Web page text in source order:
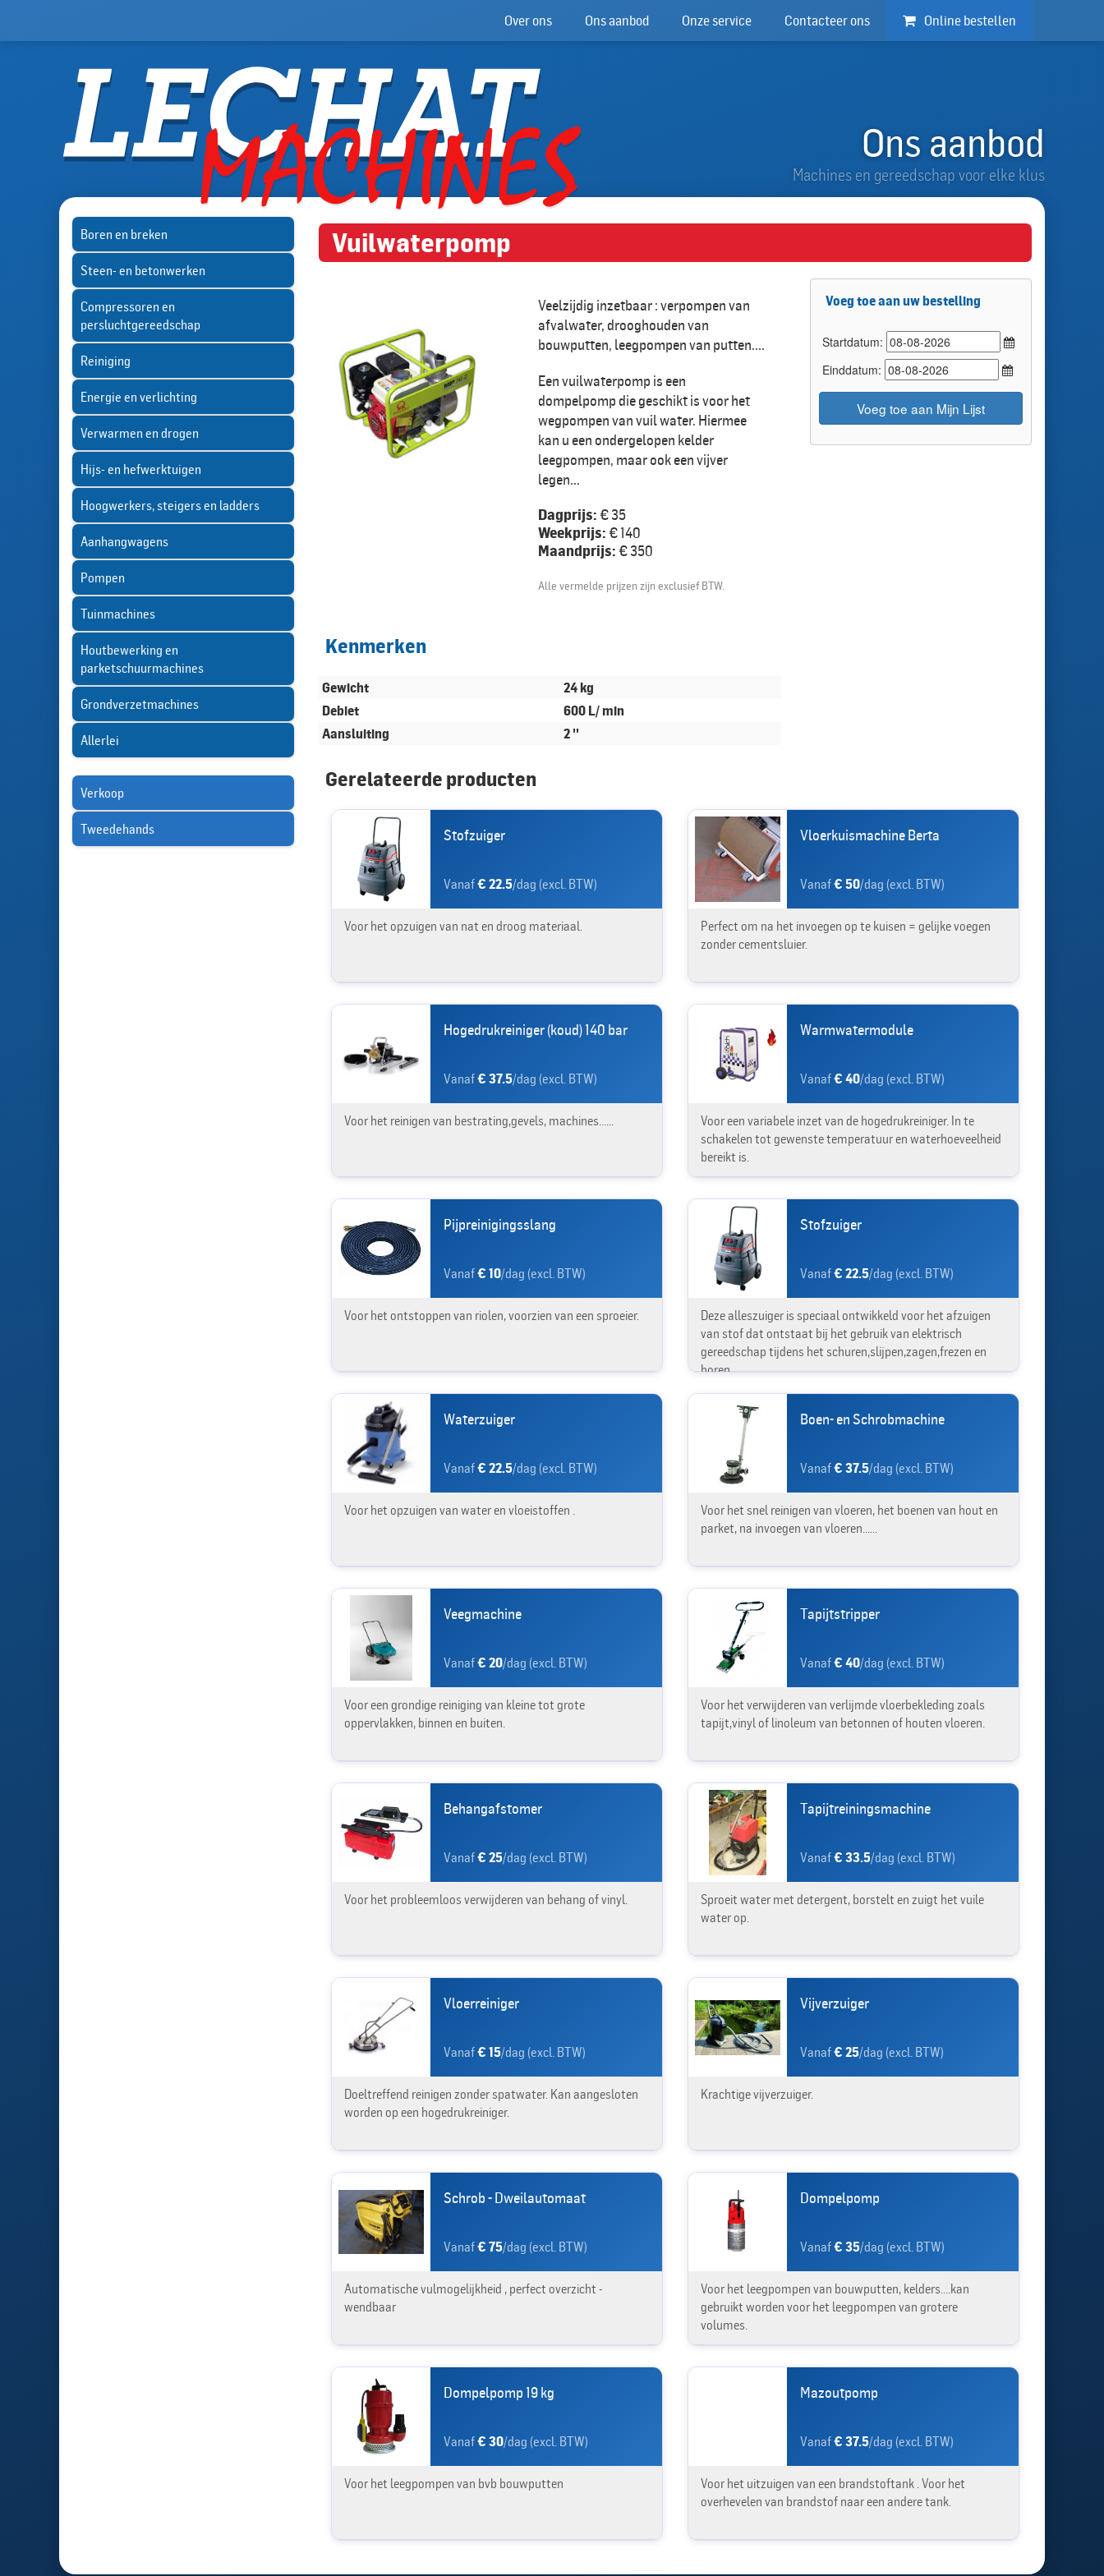
Over ons Ons aanbod Onze service Contacteer ons Online bestellen
Ons aanbod
Machines en gereedschap voor elke klus
Boren en breken
Steen- en betonwerken
Compressoren en
persluchtgereedschap
Reiniging
Energie en verlichting
Verwarmen en drogen
Hijs- en hefwerktuigen
Hoogwerkers, steigers en ladders
Aanhangwagens
Pompen
Tuinmachines
Houtbewerking en
parketschuurmachines
Grondverzetmachines
Allerlei
Verkoop
Tweedehands
Vuilwaterpomp
Veelzijdig inzetbaar : verpompen van
afvalwater, drooghouden van
bouwputten, leegpompen van putten....
Een vuilwaterpomp is een
dompelpomp die geschikt is voor het
wegpompen van vuil water. Hiermee
kan u een ondergelopen kelder
leegpompen, maar ook een vijver
legen...
Dagprijs: € 35
Weekprijs: € 140
Maandprijs: € 350
Alle vermelde prijzen zijn exclusief BTW.
Kenmerken
Gewicht
24 kg
Debiet
600 L/ min
Aansluiting
2 ''
Voeg toe aan uw bestelling
Startdatum:
Einddatum:
Voeg toe aan Mijn Lijst
Gerelateerde producten
Stofzuiger
Vanaf€ 22.5/dag (excl. BTW)
Voor het opzuigen van nat en droog materiaal.
Vloerkuismachine Berta
Vanaf€ 50/dag (excl. BTW)
Perfect om na het invoegen op te kuisen = gelijke voegen
zonder cementsluier.
Hogedrukreiniger (koud) 140 bar
Vanaf€ 37.5/dag (excl. BTW)
Voor het reinigen van bestrating,gevels, machines......
Warmwatermodule
Vanaf€ 40/dag (excl. BTW)
Voor een variabele inzet van de hogedrukreiniger. In te
schakelen tot gewenste temperatuur en waterhoeveelheid
bereikt is.
Pijpreinigingsslang
Vanaf€ 10/dag (excl. BTW)
Voor het ontstoppen van riolen, voorzien van een sproeier.
Stofzuiger
Vanaf€ 22.5/dag (excl. BTW)
Deze alleszuiger is speciaal ontwikkeld voor het afzuigen
van stof dat ontstaat bij het gebruik van elektrisch
gereedschap tijdens het schuren,slijpen,zagen,frezen en
boren.
Waterzuiger
Vanaf€ 22.5/dag (excl. BTW)
Voor het opzuigen van water en vloeistoffen .
Boen- en Schrobmachine
Vanaf€ 37.5/dag (excl. BTW)
Voor het snel reinigen van vloeren, het boenen van hout en
parket, na invoegen van vloeren......
Veegmachine
Vanaf€ 20/dag (excl. BTW)
Voor een grondige reiniging van kleine tot grote
oppervlakken, binnen en buiten.
Tapijtstripper
Vanaf€ 40/dag (excl. BTW)
Voor het verwijderen van verlijmde vloerbekleding zoals
tapijt,vinyl of linoleum van betonnen of houten vloeren.
Behangafstomer
Vanaf€ 25/dag (excl. BTW)
Voor het probleemloos verwijderen van behang of vinyl.
Tapijtreiningsmachine
Vanaf€ 33.5/dag (excl. BTW)
Sproeit water met detergent, borstelt en zuigt het vuile
water op.
Vloerreiniger
Vanaf€ 15/dag (excl. BTW)
Doeltreffend reinigen zonder spatwater. Kan aangesloten
worden op een hogedrukreiniger.
Vijverzuiger
Vanaf€ 25/dag (excl. BTW)
Krachtige vijverzuiger.
Schrob - Dweilautomaat
Vanaf€ 75/dag (excl. BTW)
Automatische vulmogelijkheid , perfect overzicht -
wendbaar
Dompelpomp
Vanaf€ 35/dag (excl. BTW)
Voor het leegpompen van bouwputten, kelders....kan
gebruikt worden voor het leegpompen van grotere
volumes.
Dompelpomp 19 kg
Vanaf€ 30/dag (excl. BTW)
Voor het leegpompen van bvb bouwputten
Mazoutpomp
Vanaf€ 37.5/dag (excl. BTW)
Voor het uitzuigen van een brandstoftank . Voor het
overhevelen van brandstof naar een andere tank.